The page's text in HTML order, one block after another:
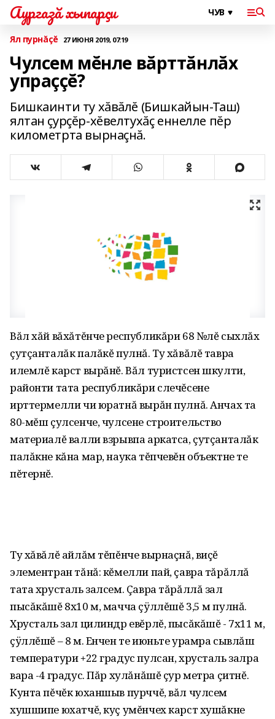
Аургазă хыпарçи
Ял пурнăçĕ 27 ИЮНЯ 2019, 07:19
Чулсем мĕнле вăрттăнлăх
упраççĕ?
Бишкаинти ту хăвăлĕ (Бишкайын-Таш)
ялтан çурçĕр-хĕвелтухăç еннелле пĕр
километрта вырнаçнă.
Вăл хăй вăхăтĕнче республикăри 68 №лĕ сыхлăх
çутçанталăк палăкĕ пулнă. Ту хăвăлĕ тавра
илемлĕ карст вырăнĕ. Вăл туристсен шкулти,
районти тата республикăри слечĕсене
ирттермелли чи юратнă вырăн пулнă. Анчах та
80-мĕш çулсенче, чулсене строительство
материалĕ валли взрывпа аркатса, çутçанталăк
палăкне кăна мар, наука тĕпчевĕн объектне те
пĕтернĕ.
Ту хăвăлĕ айлăм тĕпĕнче вырнаçнă, виçĕ
элементран тăнă: кĕмелли пай, çавра тăрăллă
тата хрусталь залсем. Çавра тăрăллă зал
пысăкăшĕ 8х10 м, мачча çÿллĕшĕ 3,5 м пулнă.
Хрусталь зал цилиндр евĕрлĕ, пысăкăшĕ - 7х11 м,
çÿллĕшĕ – 8 м. Енчен те июньте урамра сывлăш
температури +22 градус пулсан, хрусталь залра
вара -4 градус. Пăр хулăнăшĕ çур метра çитнĕ.
Кунта пĕчĕк юханшыв пурччĕ, вăл чулсем
хушшипе юхатчĕ, куç умĕнчех карст хушăкне